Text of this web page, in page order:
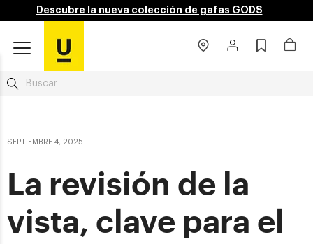
Descubre la nueva colección de gafas GODS
SEPTIEMBRE 4, 2025
La revisión de la
vista, clave para el